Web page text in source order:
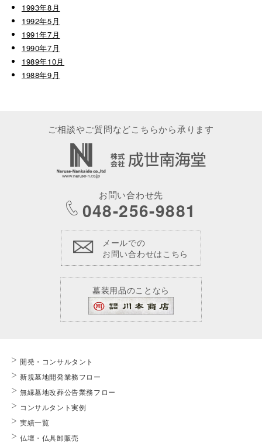
1993年8月
1992年5月
1991年7月
1990年7月
1989年10月
1988年9月
ご相談やご質問などこちらから承ります
お問い合わせ先
048-256-9881
メールでの
お問い合わせはこちら
墓装用品のことなら
開発・コンサルタント
新規墓地開発業務フロー
無縁墓地改葬公告業務フロー
コンサルタント実例
実績一覧
仏壇・仏具卸販売